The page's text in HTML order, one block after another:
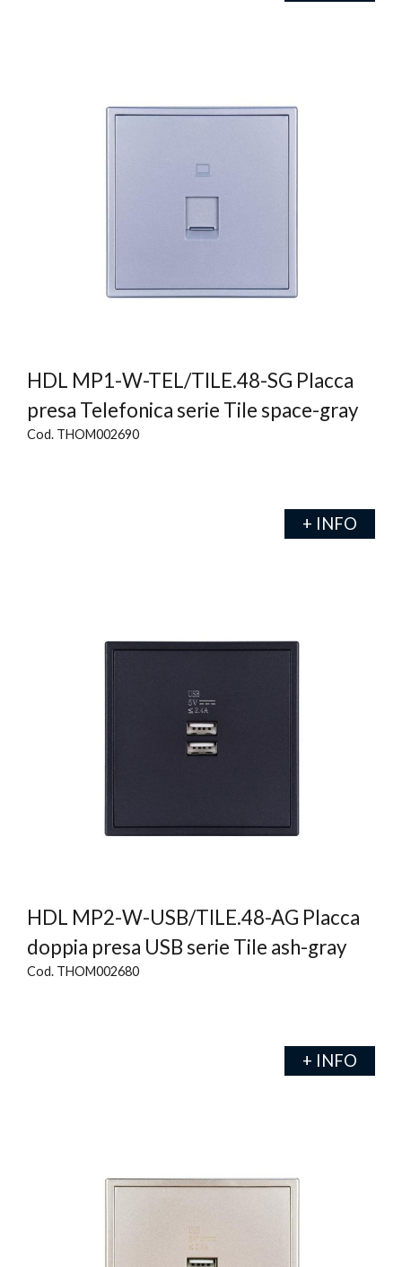
HDL MP1-W-TEL/TILE.48-SG Placca
presa Telefonica serie Tile space-gray
Cod. THOM002690
+ INFO
HDL MP2-W-USB/TILE.48-AG Placca
doppia presa USB serie Tile ash-gray
Cod. THOM002680
+ INFO